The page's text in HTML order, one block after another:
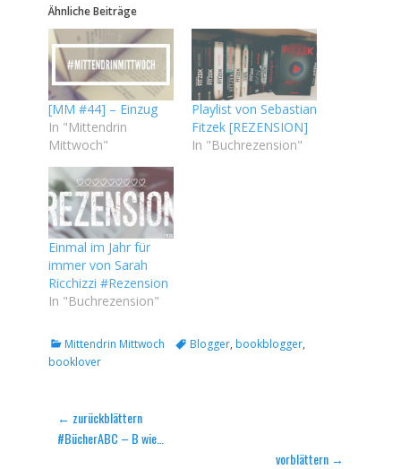
Ähnliche Beiträge
[MM #44] – Einzug
In "Mittendrin
Mittwoch"
Playlist von Sebastian
Fitzek [REZENSION]
In "Buchrezension"
Einmal im Jahr für
immer von Sarah
Ricchizzi #Rezension
In "Buchrezension"
Kategorien
Mittendrin Mittwoch TagsBlogger, bookblogger,
booklover
Beitragsnavigation
← zurückblättern
Vorheriger
#BücherABC – B wie…
vorblättern →